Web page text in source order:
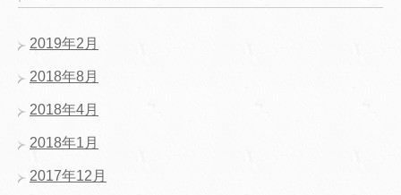
2019年2月
2018年8月
2018年4月
2018年1月
2017年12月